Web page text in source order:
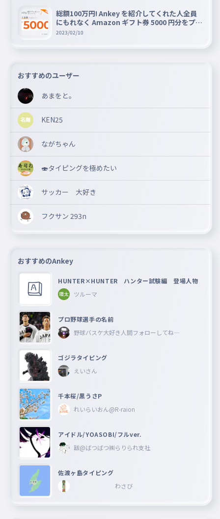
069 今ここに永遠を誓おう
いまここにえいえんをちかおう
総額100万円! Ankey を紹介してくれた人全員
にもれなく Amazon ギフト券 5000 円分をプレ
ゼントキャンペーン!!
2023/02/10
おすすめのユーザー
あまをと。
KEN25
ながちゃん
🍣タイピングを極めたい
サッカー 大好き
フクサン 293n
おすすめのAnkey
HUNTER×HUNTER ハンター試験編 登場人物
ツルーマ
プロ野球選手の名前
野球バスケ大好き人間フォローしてね―
ゴジラタイピング
えいさん
千本桜/黒うさP
れいらいおん@R-raion
アイドル/YOASOBI/フルver.
跋@ばつばつ㈱らりられ支社
佐渡ヶ島タイピング
わさび